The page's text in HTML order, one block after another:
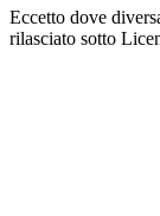
Eccetto dove
rilasciato sotto